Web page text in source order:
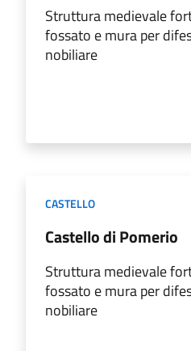
Struttura medievale
fossato e mura per
nobiliare
CASTELLO
Castello di Pomerio
Struttura medievale
fossato e mura per
nobiliare